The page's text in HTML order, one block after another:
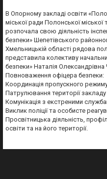
В Опорному закладі освіти
міської ради Полонської
розпочала свою діяльність
безпеки» Шепетівського
Хмельницькій області рядова
представила колективу
безпеки» Наталія
Повноваження офіцера безпеки:
Координація пропускного
Патрулювання території закладу
Комунікація з екстреними
Виклик поліції та особисте
Просвітницька діяльність,
освіти та на його території.